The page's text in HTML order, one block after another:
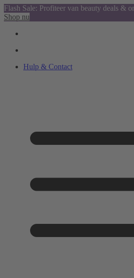
Flash Sale: Profiteer van beauty deals &
Shop nu
Hulp & Contact